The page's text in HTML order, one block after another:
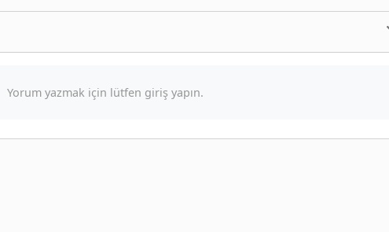
Yorum yazmak için lütfen giriş yapın.